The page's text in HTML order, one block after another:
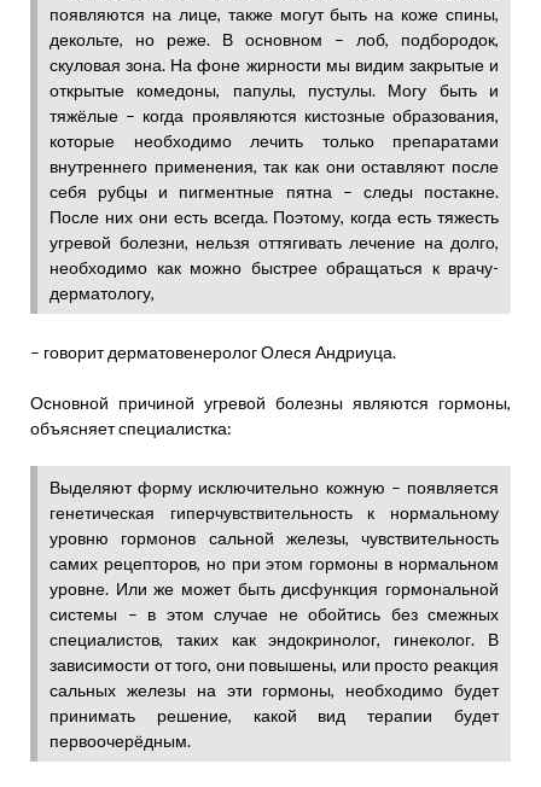
появляются на лице, также могут быть на коже спины,
декольте, но реже. В основном – лоб, подбородок,
скуловая зона. На фоне жирности мы видим закрытые и
открытые комедоны, папулы, пустулы. Могу быть и
тяжёлые – когда проявляются кистозные образования,
которые необходимо лечить только препаратами
внутреннего применения, так как они оставляют после
себя рубцы и пигментные пятна – следы постакне.
После них они есть всегда. Поэтому, когда есть тяжесть
угревой болезни, нельзя оттягивать лечение на долго,
необходимо как можно быстрее обращаться к врачу-
дерматологу,
– говорит дерматовенеролог Олеся Андриуца.
Основной причиной угревой болезны являются гормоны,
объясняет специалистка:
Выделяют форму исключительно кожную – появляется
генетическая гиперчувствительность к нормальному
уровню гормонов сальной железы, чувствительность
самих рецепторов, но при этом гормоны в нормальном
уровне. Или же может быть дисфункция гормональной
системы – в этом случае не обойтись без смежных
специалистов, таких как эндокринолог, гинеколог. В
зависимости от того, они повышены, или просто реакция
сальных железы на эти гормоны, необходимо будет
принимать решение, какой вид терапии будет
первоочерёдным.